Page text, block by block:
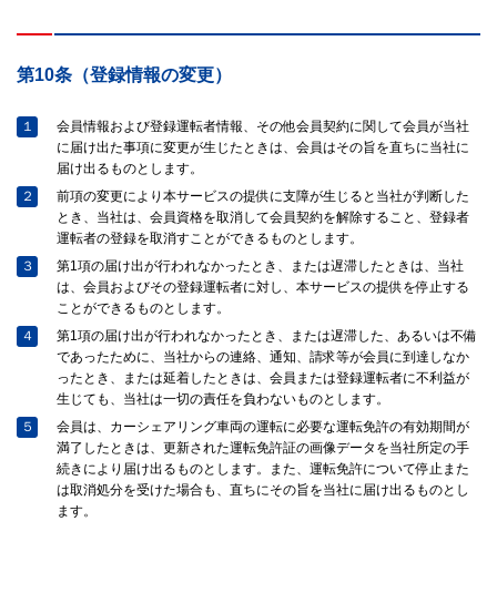
第10条（登録情報の変更）
１
会員情報および登録運転者情報、その他会員契約に関して会員が当社
に届け出た事項に変更が生じたときは、会員はその旨を直ちに当社に
届け出るものとします。
２
前項の変更により本サービスの提供に支障が生じると当社が判断した
とき、当社は、会員資格を取消して会員契約を解除すること、登録者
運転者の登録を取消すことができるものとします。
３
第1項の届け出が行われなかったとき、または遅滞したときは、当社
は、会員およびその登録運転者に対し、本サービスの提供を停止する
ことができるものとします。
４
第1項の届け出が行われなかったとき、または遅滞した、あるいは不備
であったために、当社からの連絡、通知、請求等が会員に到達しなか
ったとき、または延着したときは、会員または登録運転者に不利益が
生じても、当社は一切の責任を負わないものとします。
５
会員は、カーシェアリング車両の運転に必要な運転免許の有効期間が
満了したときは、更新された運転免許証の画像データを当社所定の手
続きにより届け出るものとします。また、運転免許について停止また
は取消処分を受けた場合も、直ちにその旨を当社に届け出るものとし
ます。